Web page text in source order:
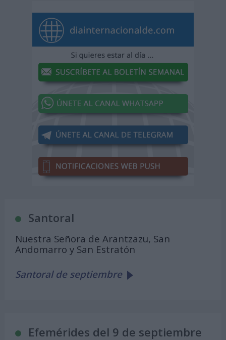
Santoral
Nuestra Señora de Arantzazu, San
Andomarro y San Estratón
Santoral de septiembre
Efemérides del 9 de septiembre